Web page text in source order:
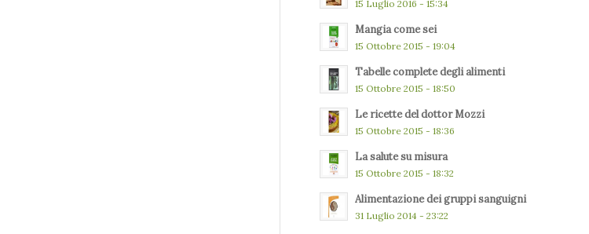
15 Luglio 2016 - 15:34
Mangia come sei
15 Ottobre 2015 - 19:04
Tabelle complete degli alimenti
15 Ottobre 2015 - 18:50
Le ricette del dottor Mozzi
15 Ottobre 2015 - 18:36
La salute su misura
15 Ottobre 2015 - 18:32
Alimentazione dei gruppi sanguigni
31 Luglio 2014 - 23:22